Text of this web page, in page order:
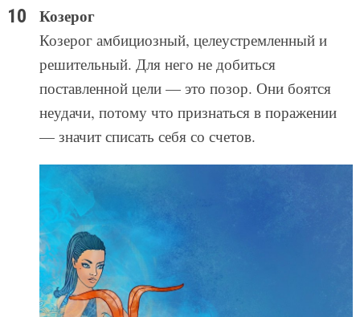
Козерог
Козерог амбициозный, целеустремленный и
решительный. Для него не добиться
поставленной цели — это позор. Они боятся
неудачи, потому что признаться в поражении
— значит списать себя со счетов.